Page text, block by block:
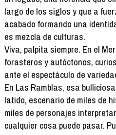
largo de los siglos y que a
acabado formando una
es mezcla de culturas.
Viva, palpita siempre. En el
forasteros y autóctonos,
ante el espectáculo de
En Las Ramblas, esa
latido, escenario de miles de
miles de personajes
cualquier cosa puede pasar.